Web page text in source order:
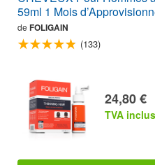
59ml 1 Mois
de FOLIGAIN
(133)
24,80 €
TVA